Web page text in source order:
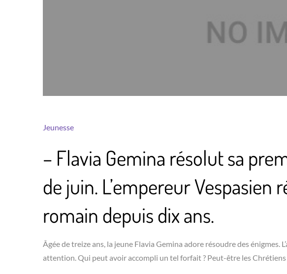
Jeunesse
– Flavia Gemina résolut sa
de juin. L’empereur Vespasien
romain depuis dix ans.
Âgée de treize ans, la jeune Flavia Gemina adore résoudre des énigmes.
attention. Qui peut avoir accompli un tel forfait ? Peut-être les